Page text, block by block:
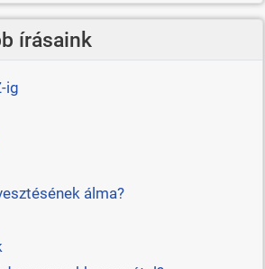
írásaink
ig
álma?